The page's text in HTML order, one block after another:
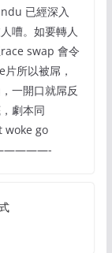
已經深入
嘈。如要轉人
swap 會令
所以被屌，
一開口就屌反
劇本同
woke go